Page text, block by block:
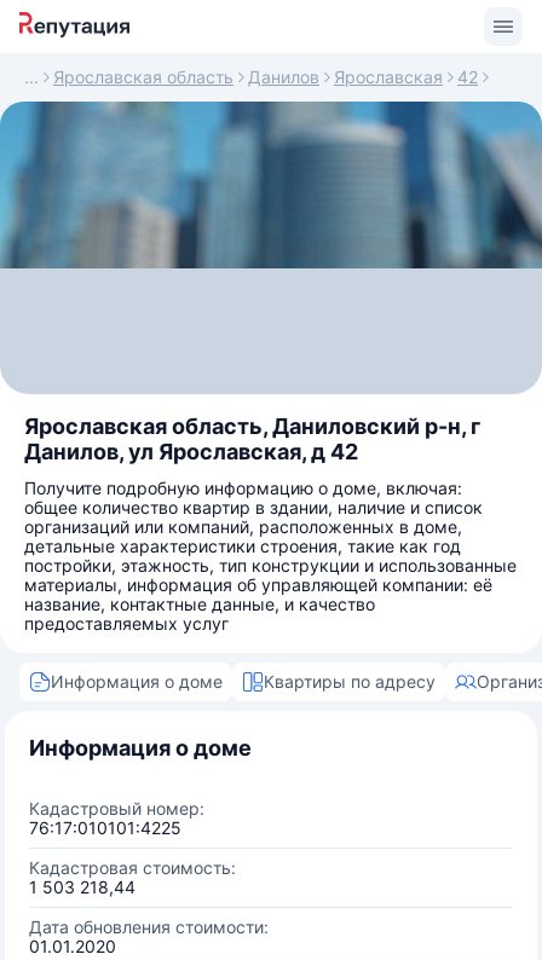
Ярославская область Данилов Ярославская 42
Ярославская область, Даниловский р-н, г
Данилов, ул Ярославская, д 42
Получите подробную информацию о доме, включая:
общее количество квартир в здании, наличие и список
организаций или компаний, расположенных в доме,
детальные характеристики строения, такие как год
постройки, этажность, тип конструкции и использованные
материалы, информация об управляющей компании: её
название, контактные данные, и качество
предоставляемых услуг
Информация о доме Квартиры по адресу
Информация о доме
Кадастровый номер:
76:17:010101:4225
Кадастровая стоимость:
1 503 218,44
Дата обновления стоимости:
01.01.2020